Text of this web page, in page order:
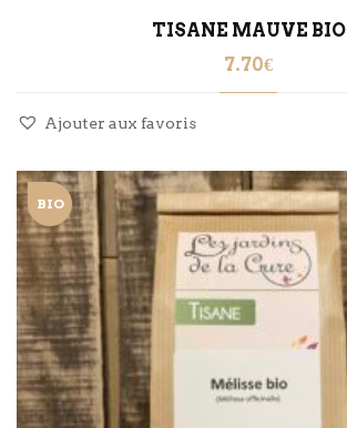
TISANE MAUVE BIO
7.70€
Ajouter aux favoris
BIO